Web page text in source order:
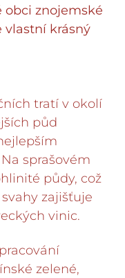
obci znojemské
vlastní krásný
tratí v okolí
půd
sprašovém
půdy, což
zajišťuje
vinic.
zelené,